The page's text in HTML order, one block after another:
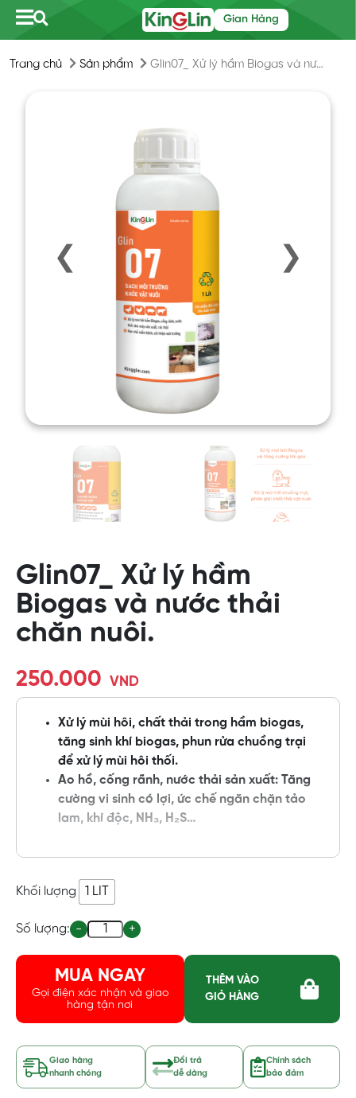
Gian Hàng
Trang chủ Sản phẩm Glin07_ Xử lý hầm Biogas và nước thải chăn nuôi.
❮ ❯
Glin07_ Xử lý hầm
Biogas và nước thải
chăn nuôi.
250.000 VND
Xử lý mùi hôi, chất thải trong hầm biogas,
tăng sinh khí biogas, phun rửa chuồng trại
để xử lý mùi hôi thối.
Ao hồ, cống rãnh, nước thải sản xuất: Tăng
cường vi sinh có lợi, ức chế ngăn chặn tảo
lam, khí độc, NH₃, H₂S…
Khối lượng 1 LIT
Số lượng: - Quantity
+
MUA NGAY
Gọi điện xác nhận và giao
hàng tận nơi
THÊM VÀO
GIỎ HÀNG
Giao hàng
nhanh chóng
Đổi trả
dễ dàng
Chính sách
bảo đảm